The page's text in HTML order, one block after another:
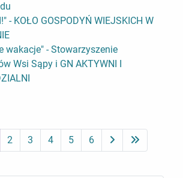
- KOŁO GOSPODYŃ WIEJSKICH W
wakacje" - Stowarzyszenie
Wsi Sąpy i GN AKTYWNI I
2 3 4 5 6